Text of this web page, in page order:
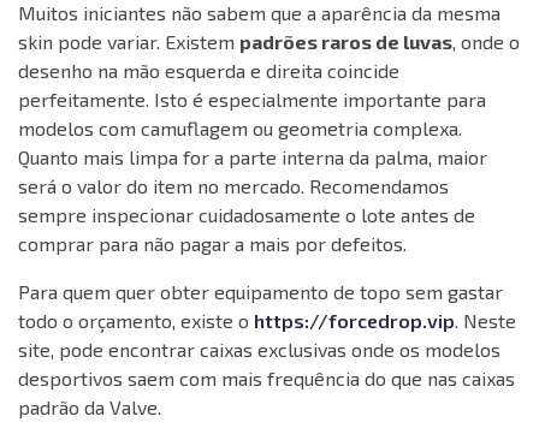
Muitos iniciantes não sabem que a aparência da mesma
skin pode variar. Existem padrões raros de luvas, onde o
desenho na mão esquerda e direita coincide
perfeitamente. Isto é especialmente importante para
modelos com camuflagem ou geometria complexa.
Quanto mais limpa for a parte interna da palma, maior
será o valor do item no mercado. Recomendamos
sempre inspecionar cuidadosamente o lote antes de
comprar para não pagar a mais por defeitos.
Para quem quer obter equipamento de topo sem gastar
todo o orçamento, existe o https://forcedrop.vip. Neste
site, pode encontrar caixas exclusivas onde os modelos
desportivos saem com mais frequência do que nas caixas
padrão da Valve.